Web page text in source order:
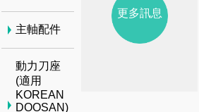
更多訊息
主軸配件
動力刀座
(適用
KOREAN
DOOSAN)